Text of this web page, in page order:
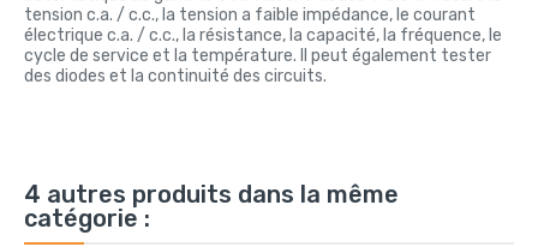
tension c.a. / c.c., la tension a faible impédance, le courant
électrique c.a. / c.c., la résistance, la capacité, la fréquence, le
cycle de service et la température. Il peut également tester
des diodes et la continuité des circuits.
4 autres produits dans la même
catégorie :